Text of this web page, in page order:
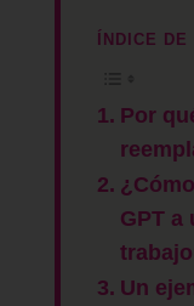
ÍNDICE
Por
GPT a
Un